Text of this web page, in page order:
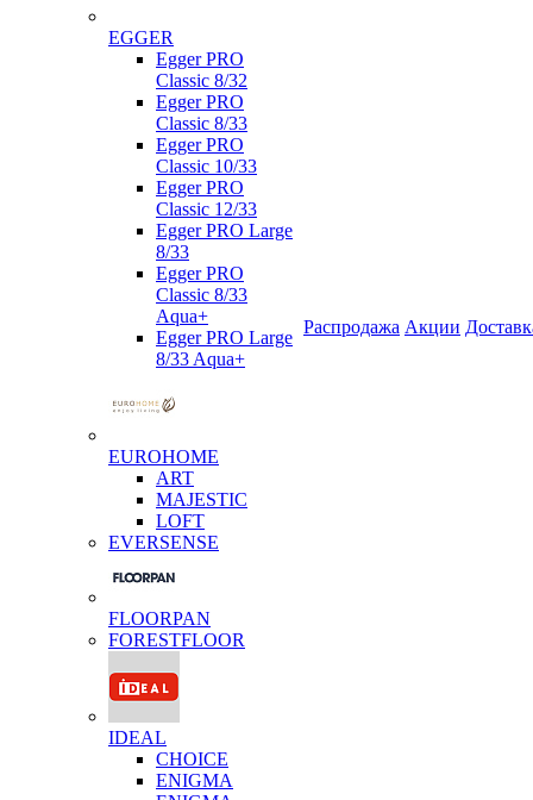
EGGER
Egger PRO
Classic 8/32
Egger PRO
Classic 8/33
Egger PRO
Classic 10/33
Egger PRO
Classic 12/33
Egger PRO Large
8/33
Egger PRO
Classic 8/33
Aqua+
Egger PRO Large
8/33 Aqua+
EUROHOME
ART
MAJESTIC
LOFT
EVERSENSE
FLOORPAN
FORESTFLOOR
IDEAL
CHOICE
ENIGMA
Распродажа Акции